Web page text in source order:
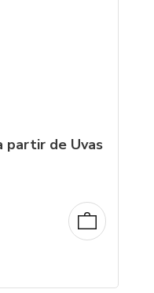
partir de Uvas